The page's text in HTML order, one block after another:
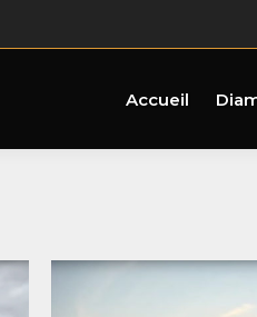
Accueil